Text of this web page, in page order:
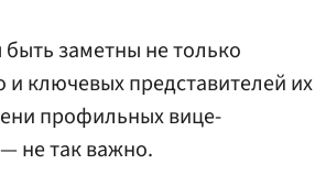
заметны не только
ключевых представителей их
профильных вице-
не так важно.